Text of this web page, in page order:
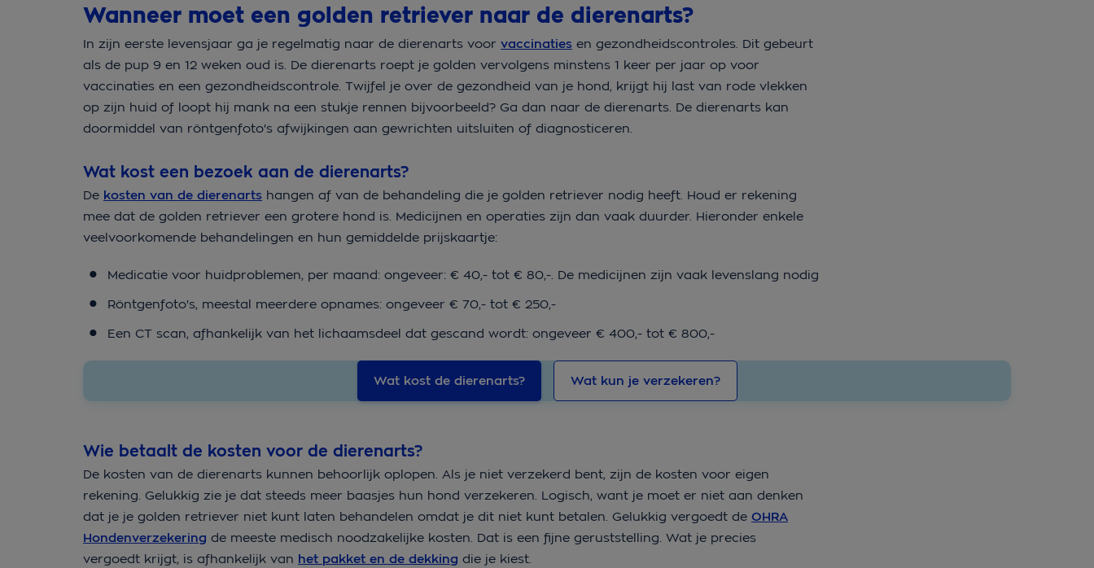
Wanneer moet een golden retriever naar de dierenarts?
In zijn eerste levensjaar ga je regelmatig naar de dierenarts voor vaccinaties en gezondheidscontroles. Dit gebeurt
als de pup 9 en 12 weken oud is. De dierenarts roept je golden vervolgens minstens 1 keer per jaar op voor
vaccinaties en een gezondheidscontrole. Twijfel je over de gezondheid van je hond, krijgt hij last van rode vlekken
op zijn huid of loopt hij mank na een stukje rennen bijvoorbeeld? Ga dan naar de dierenarts. De dierenarts kan
doormiddel van röntgenfoto's afwijkingen aan gewrichten uitsluiten of diagnosticeren.
Wat kost een bezoek aan de dierenarts?
De kosten van de dierenarts hangen af van de behandeling die je golden retriever nodig heeft. Houd er rekening
mee dat de golden retriever een grotere hond is. Medicijnen en operaties zijn dan vaak duurder. Hieronder enkele
veelvoorkomende behandelingen en hun gemiddelde prijskaartje:
Medicatie voor huidproblemen, per maand: ongeveer: € 40,- tot € 80,-. De medicijnen zijn vaak levenslang nodig
Röntgenfoto's, meestal meerdere opnames: ongeveer € 70,- tot € 250,-
Een CT scan, afhankelijk van het lichaamsdeel dat gescand wordt: ongeveer € 400,- tot € 800,-
Wat kost de dierenarts? Wat kun je verzekeren?
Wie betaalt de kosten voor de dierenarts?
De kosten van de dierenarts kunnen behoorlijk oplopen. Als je niet verzekerd bent, zijn de kosten voor eigen
rekening. Gelukkig zie je dat steeds meer baasjes hun hond verzekeren. Logisch, want je moet er niet aan denken
dat je je golden retriever niet kunt laten behandelen omdat je dit niet kunt betalen. Gelukkig vergoedt de OHRA
Hondenverzekering de meeste medisch noodzakelijke kosten. Dat is een fijne geruststelling. Wat je precies
vergoedt krijgt, is afhankelijk van het pakket en de dekking die je kiest.